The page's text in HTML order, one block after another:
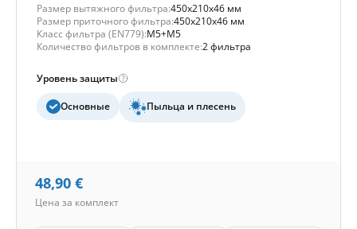
Размер вытяжного фильтра:450x210x46 мм
Размер приточного фильтра:450x210x46 мм
Класс фильтра (EN779):M5+M5
Количество фильтров в комплекте:2 фильтра
Уровень защиты
Основные Пыльца и плесень
48,90 €
Цена за комплект